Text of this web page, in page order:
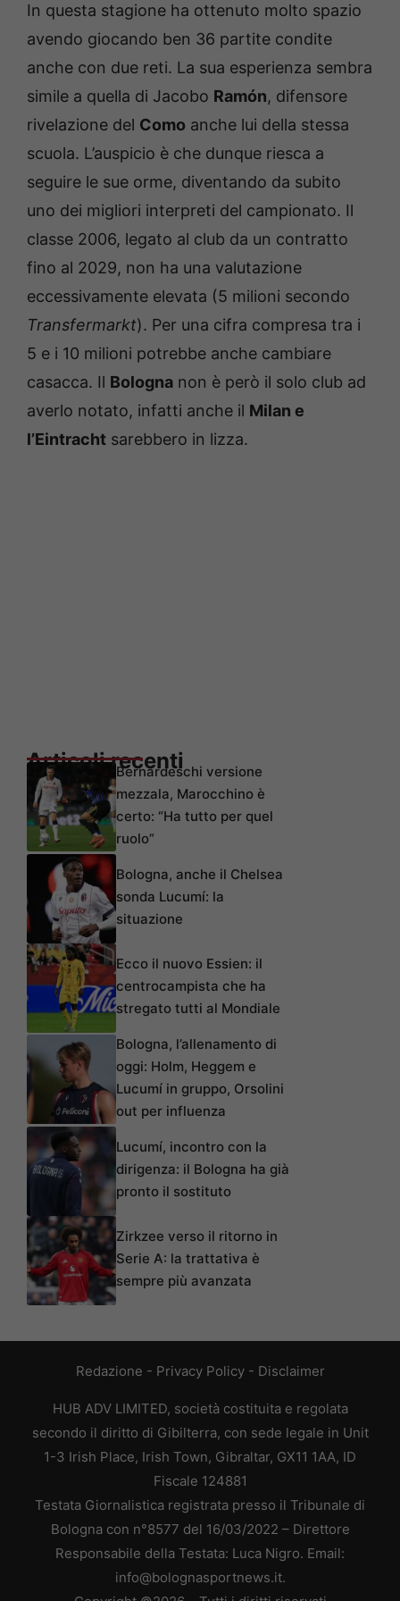
In questa stagione ha ottenuto molto spazio
avendo giocando ben 36 partite condite
anche con due reti. La sua esperienza sembra
simile a quella di Jacobo Ramón, difensore
rivelazione del Como anche lui della stessa
scuola. L’auspicio è che dunque riesca a
seguire le sue orme, diventando da subito
uno dei migliori interpreti del campionato. Il
classe 2006, legato al club da un contratto
fino al 2029, non ha una valutazione
eccessivamente elevata (5 milioni secondo
Transfermarkt). Per una cifra compresa tra i
5 e i 10 milioni potrebbe anche cambiare
casacca. Il Bologna non è però il solo club ad
averlo notato, infatti anche il Milan e
l’Eintracht sarebbero in lizza.
Articoli recentiBernardeschi versione
mezzala, Marocchino è
certo: “Ha tutto per quel
ruolo”
Bologna, anche il Chelsea
sonda Lucumí: la
situazione
Ecco il nuovo Essien: il
centrocampista che ha
stregato tutti al Mondiale
Bologna, l’allenamento di
oggi: Holm, Heggem e
Lucumí in gruppo, Orsolini
out per influenza
Lucumí, incontro con la
dirigenza: il Bologna ha già
pronto il sostituto
Zirkzee verso il ritorno in
Serie A: la trattativa è
sempre più avanzata
Redazione - Privacy Policy- Disclaimer
HUB ADV LIMITED, società costituita e regolata
secondo il diritto di Gibilterra, con sede legale in Unit
1-3 Irish Place, Irish Town, Gibraltar, GX11 1AA, ID
Fiscale 124881
Testata Giornalistica registrata presso il Tribunale di
Bologna con n°8577 del 16/03/2022 – Direttore
Responsabile della Testata: Luca Nigro. Email:
info@bolognasportnews.it.